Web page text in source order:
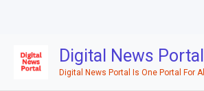
Digital News Portal
Digital News Portal Is One Portal For All